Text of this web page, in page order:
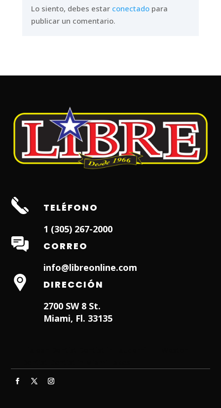
Lo siento, debes estar conectadopara
publicar un comentario.
TELÉFONO
1 (305) 267-2000
CORREO
info@libreonline.com
DIRECCIÓN
2700 SW 8 St.
Miami, Fl. 33135